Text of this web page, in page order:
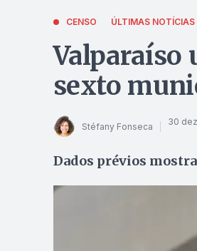
CENSO ÚLTIMAS NOTÍCIAS
Valparaíso
sexto
Stéfany Fonseca 30
Dados prévios